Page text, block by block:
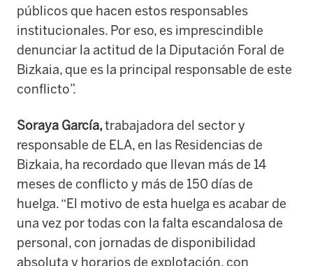
públicos que hacen estos responsables
institucionales. Por eso, es imprescindible
denunciar la actitud de la Diputación Foral de
Bizkaia, que es la principal responsable de este
conflicto”.
Soraya García,trabajadora del sector y
responsable de ELA, en las Residencias de
Bizkaia, ha recordado que llevan más de 14
meses de conflicto y más de 150 días de
huelga. “El motivo de esta huelga es acabar de
una vez por todas con la falta escandalosa de
personal, con jornadas de disponibilidad
absoluta y horarios de explotación, con